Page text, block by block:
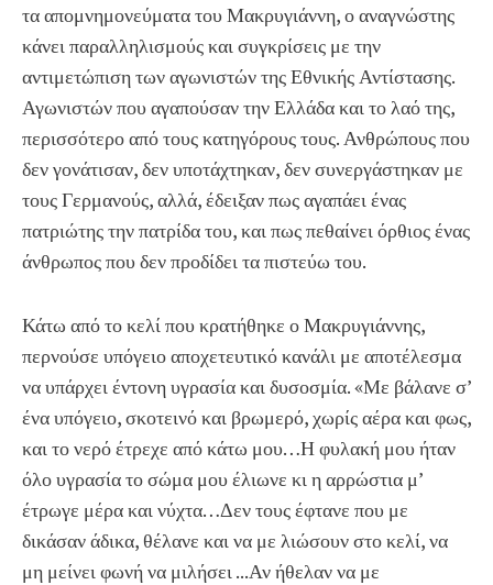
τα απομνημονεύματα του Μακρυγιάννη, ο αναγνώστης
κάνει παραλληλισμούς και συγκρίσεις με την
αντιμετώπιση των αγωνιστών της Εθνικής Αντίστασης.
Αγωνιστών που αγαπούσαν την Ελλάδα και το λαό της,
περισσότερο από τους κατηγόρους τους. Ανθρώπους που
δεν γονάτισαν, δεν υποτάχτηκαν, δεν συνεργάστηκαν με
τους Γερμανούς, αλλά, έδειξαν πως αγαπάει ένας
πατριώτης την πατρίδα του, και πως πεθαίνει όρθιος ένας
άνθρωπος που δεν προδίδει τα πιστεύω του.
Κάτω από το κελί που κρατήθηκε ο Μακρυγιάννης,
περνούσε υπόγειο αποχετευτικό κανάλι με αποτέλεσμα
να υπάρχει έντονη υγρασία και δυσοσμία. «Με βάλανε σ’
ένα υπόγειο, σκοτεινό και βρωμερό, χωρίς αέρα και φως,
και το νερό έτρεχε από κάτω μου…Η φυλακή μου ήταν
όλο υγρασία το σώμα μου έλιωνε κι η αρρώστια μ’
έτρωγε μέρα και νύχτα…Δεν τους έφτανε που με
δικάσαν άδικα, θέλανε και να με λιώσουν στο κελί, να
μη μείνει φωνή να μιλήσει ...Αν ήθελαν να με